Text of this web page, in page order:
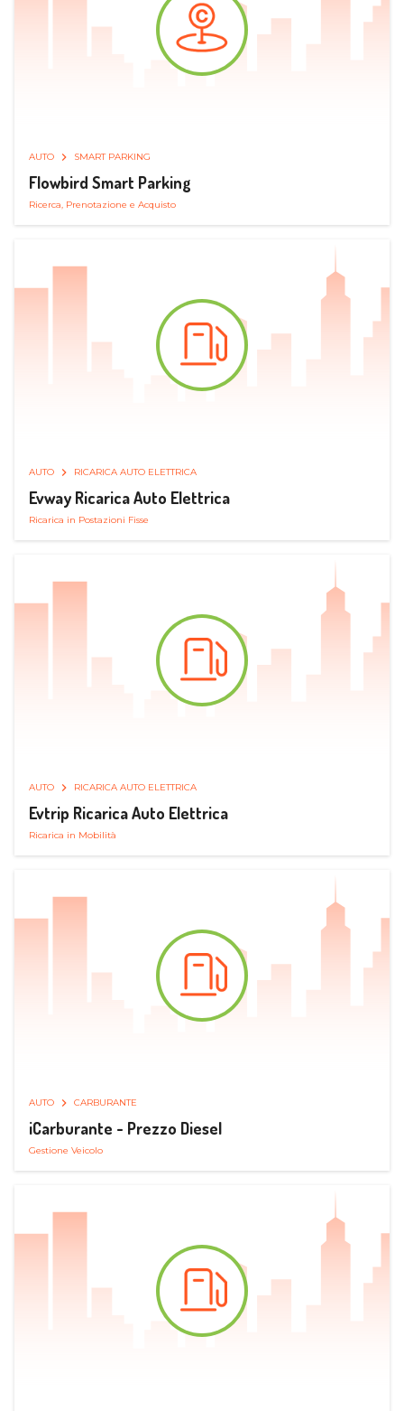
AUTO SMART PARKING
Flowbird Smart Parking
Ricerca, Prenotazione e Acquisto
AUTO RICARICA AUTO ELETTRICA
Evway Ricarica Auto Elettrica
Ricarica in Postazioni Fisse
AUTO RICARICA AUTO ELETTRICA
Evtrip Ricarica Auto Elettrica
Ricarica in Mobilità
AUTO CARBURANTE
iCarburante - Prezzo Diesel
Gestione Veicolo